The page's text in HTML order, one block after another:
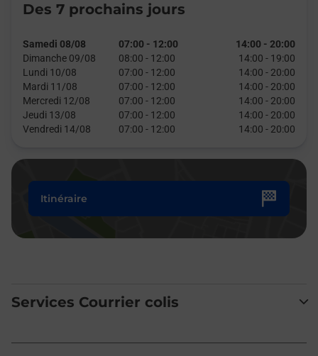
Des 7 prochains jours
Samedi 08/08 07:00 - 12:00 14:00 - 20:00
Dimanche 09/08
08:00 - 12:00 14:00 - 19:00
Lundi 10/08
07:00 - 12:00 14:00 - 20:00
Mardi 11/08
07:00 - 12:00 14:00 - 20:00
Mercredi 12/08
07:00 - 12:00 14:00 - 20:00
Jeudi 13/08
07:00 - 12:00 14:00 - 20:00
Vendredi 14/08
07:00 - 12:00 14:00 - 20:00
Itinéraire
Services Courrier colis